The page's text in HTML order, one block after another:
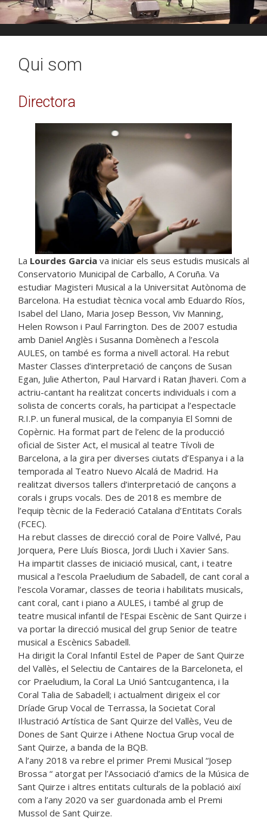
Qui som
Directora
La Lourdes Garcia va iniciar els seus estudis musicals al
Conservatorio Municipal de Carballo, A Coruña. Va
estudiar Magisteri Musical a la Universitat Autònoma de
Barcelona. Ha estudiat tècnica vocal amb Eduardo Ríos,
Isabel del Llano, Maria Josep Besson, Viv Manning,
Helen Rowson i Paul Farrington. Des de 2007 estudia
amb Daniel Anglès i Susanna Domènech a l’escola
AULES, on també es forma a nivell actoral. Ha rebut
Master Classes d’interpretació de cançons de Susan
Egan, Julie Atherton, Paul Harvard i Ratan Jhaveri. Com a
actriu-cantant ha realitzat concerts individuals i com a
solista de concerts corals, ha participat a l’espectacle
R.I.P. un funeral musical, de la companyia El Somni de
Copèrnic. Ha format part de l’elenc de la producció
oficial de Sister Act, el musical al teatre Tívoli de
Barcelona, a la gira per diverses ciutats d’Espanya i a la
temporada al Teatro Nuevo Alcalá de Madrid. Ha
realitzat diversos tallers d’interpretació de cançons a
corals i grups vocals. Des de 2018 es membre de
l’equip tècnic de la Federació Catalana d’Entitats Corals
(FCEC).
Ha rebut classes de direcció coral de Poire Vallvé, Pau
Jorquera, Pere Lluís Biosca, Jordi Lluch i Xavier Sans.
Ha impartit classes de iniciació musical, cant, i teatre
musical a l’escola Praeludium de Sabadell, de cant coral a
l’escola Voramar, classes de teoria i habilitats musicals,
cant coral, cant i piano a AULES, i també al grup de
teatre musical infantil de l’Espai Escènic de Sant Quirze i
va portar la direcció musical del grup Senior de teatre
musical a Escènics Sabadell.
Ha dirigit la Coral Infantil Estel de Paper de Sant Quirze
del Vallès, el Selectiu de Cantaires de la Barceloneta, el
cor Praeludium, la Coral La Unió Santcugantenca, i la
Coral Talia de Sabadell; i actualment dirigeix el cor
Dríade Grup Vocal de Terrassa, la Societat Coral
Il·lustració Artística de Sant Quirze del Vallès, Veu de
Dones de Sant Quirze i Athene Noctua Grup vocal de
Sant Quirze, a banda de la BQB.
A l’any 2018 va rebre el primer Premi Musical “Josep
Brossa “ atorgat per l’Associació d’amics de la Música de
Sant Quirze i altres entitats culturals de la població així
com a l’any 2020 va ser guardonada amb el Premi
Mussol de Sant Quirze.